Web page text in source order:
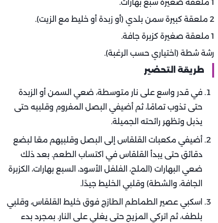
1 ملعقة صغيرة سبع بهارات.
2 ملعقة كبيرة سمن بلدي (أو زبدة أو خليط مع الزيت).
1 ملعقة صغيرة كزبرة جافة.
رشة شطة (اختياري حسب الرغبة).
طريقة التحضير
في قدر واسع على نار متوسطة، ضعي السمن أو الزبدة
حتى تذوب تمامًا، ثم أضيفي البصل المفروم وقلبيه حتى
يذبل وتظهر رائحته الجميلة.
أضيفي مكعبات القلقاس إلى البصل وقلبيهم معًا لبضع
دقائق حتى يبدأ القلقاس في اكتساب الطعم. بعد ذلك
ضعي البهارات (الملح، الفلفل الأسود، السبع بهارات، الكزبرة
الجافة، والشطة) وقلبي الخليط جيدًا.
اسكبي عصير الطماطم الطازج فوق خليط القلقاس، وقلبي
بلطف، ثم اتركي المزيج حتى يغلي على النار. بمجرد بدء